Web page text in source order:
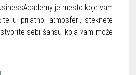
je mesto koje vam
u prijatnoj atmosferi, steknete
sebi šansu koja vam može